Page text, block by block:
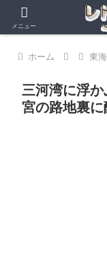
ホーム 東海
三河湾に浮
宮の路地裏に
メニュー